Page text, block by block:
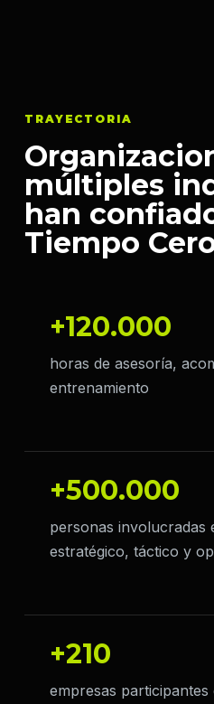
TRAYECTORIA
múltiples
han
Tiempo
+120.000
horas de asesoría,
entrenamiento
+500.000
personas involucradas
estratégico, táctico y
+210
empresas